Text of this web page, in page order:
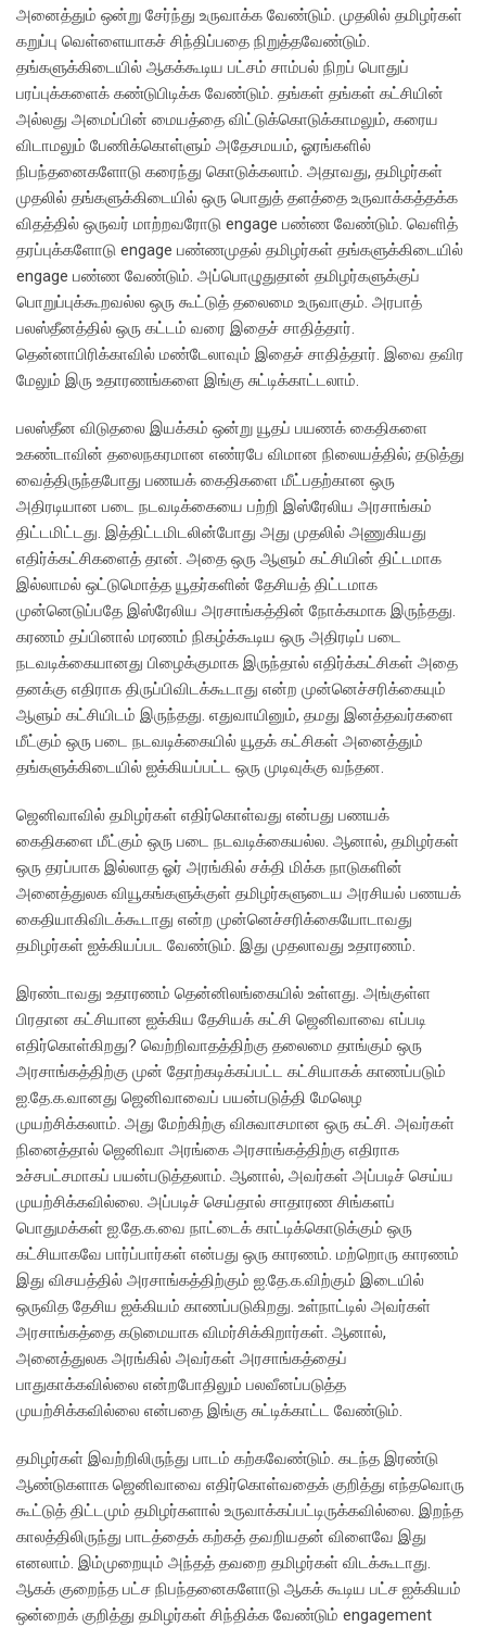
அனைத்தும் ஒன்று சேர்ந்து உருவாக்க வேண்டும். முதலில் தமிழர்கள்
கறுப்பு வெள்ளையாகச் சிந்திப்பதை நிறுத்தவேண்டும்.
தங்களுக்கிடையில் ஆகக்கூடிய பட்சம் சாம்பல் நிறப் பொதுப்
பரப்புக்களைக் கண்டுபிடிக்க வேண்டும். தங்கள் தங்கள் கட்சியின்
அல்லது அமைப்பின் மையத்தை விட்டுக்கொடுக்காமலும், கரைய
விடாமலும் பேணிக்கொள்ளும் அதேசமயம், ஓரங்களில்
நிபந்தனைகளோடு கரைந்து கொடுக்கலாம். அதாவது, தமிழர்கள்
முதலில் தங்களுக்கிடையில் ஒரு பொதுத் தளத்தை உருவாக்கத்தக்க
விதத்தில் ஒருவர் மாற்றவரோடு engage பண்ண வேண்டும். வெளித்
தரப்புக்களோடு engage பண்ணமுதல் தமிழர்கள் தங்களுக்கிடையில்
engage பண்ண வேண்டும். அப்பொழுதுதான் தமிழர்களுக்குப்
பொறுப்புக்கூறவல்ல ஒரு கூட்டுத் தலைமை உருவாகும். அரபாத்
பலஸ்தீனத்தில் ஒரு கட்டம் வரை இதைச் சாதித்தார்.
தென்னாபிரிக்காவில் மண்டேலாவும் இதைச் சாதித்தார். இவை தவிர
மேலும் இரு உதாரணங்களை இங்கு சுட்டிக்காட்டலாம்.
பலஸ்தீன விடுதலை இயக்கம் ஒன்று யூதப் பயணக் கைதிகளை
உகண்டாவின் தலைநகரமான எண்ரபே விமான நிலையத்தில்; தடுத்து
வைத்திருந்தபோது பணயக் கைதிகளை மீட்பதற்கான ஒரு
அதிரடியான படை நடவடிக்கையை பற்றி இஸ்ரேலிய அரசாங்கம்
திட்டமிட்டது. இத்திட்டமிடலின்போது அது முதலில் அணுகியது
எதிர்க்கட்சிகளைத் தான். அதை ஒரு ஆளும் கட்சியின் திட்டமாக
இல்லாமல் ஒட்டுமொத்த யூதர்களின் தேசியத் திட்டமாக
முன்னெடுப்பதே இஸ்ரேலிய அரசாங்கத்தின் நோக்கமாக இருந்தது.
கரணம் தப்பினால் மரணம் நிகழ்க்கூடிய ஒரு அதிரடிப் படை
நடவடிக்கையானது பிழைக்குமாக இருந்தால் எதிர்க்கட்சிகள் அதை
தனக்கு எதிராக திருப்பிவிடக்கூடாது என்ற முன்னெச்சரிக்கையும்
ஆளும் கட்சியிடம் இருந்தது. எதுவாயினும், தமது இனத்தவர்களை
மீட்கும் ஒரு படை நடவடிக்கையில் யூதக் கட்சிகள் அனைத்தும்
தங்களுக்கிடையில் ஐக்கியப்பட்ட ஒரு முடிவுக்கு வந்தன.
ஜெனிவாவில் தமிழர்கள் எதிர்கொள்வது என்பது பணயக்
கைதிகளை மீட்கும் ஒரு படை நடவடிக்கையல்ல. ஆனால், தமிழர்கள்
ஒரு தரப்பாக இல்லாத ஓர் அரங்கில் சக்தி மிக்க நாடுகளின்
அனைத்துலக வியூகங்களுக்குள் தமிழர்களுடைய அரசியல் பணயக்
கைதியாகிவிடக்கூடாது என்ற முன்னெச்சரிக்கையோடாவது
தமிழர்கள் ஐக்கியப்பட வேண்டும். இது முதலாவது உதாரணம்.
இரண்டாவது உதாரணம் தென்னிலங்கையில் உள்ளது. அங்குள்ள
பிரதான கட்சியான ஐக்கிய தேசியக் கட்சி ஜெனிவாவை எப்படி
எதிர்கொள்கிறது? வெற்றிவாதத்திற்கு தலைமை தாங்கும் ஒரு
அரசாங்கத்திற்கு முன் தோற்கடிக்கப்பட்ட கட்சியாகக் காணப்படும்
ஐ.தே.க.வானது ஜெனிவாவைப் பயன்படுத்தி மேலெழ
முயற்சிக்கலாம். அது மேற்கிற்கு விசுவாசமான ஒரு கட்சி. அவர்கள்
நினைத்தால் ஜெனிவா அரங்கை அரசாங்கத்திற்கு எதிராக
உச்சபட்சமாகப் பயன்படுத்தலாம். ஆனால், அவர்கள் அப்படிச் செய்ய
முயற்சிக்கவில்லை. அப்படிச் செய்தால் சாதாரண சிங்களப்
பொதுமக்கள் ஐ.தே.க.வை நாட்டைக் காட்டிக்கொடுக்கும் ஒரு
கட்சியாகவே பார்ப்பார்கள் என்பது ஒரு காரணம். மற்றொரு காரணம்
இது விசயத்தில் அரசாங்கத்திற்கும் ஐ.தே.க.விற்கும் இடையில்
ஒருவித தேசிய ஐக்கியம் காணப்படுகிறது. உள்நாட்டில் அவர்கள்
அரசாங்கத்தை கடுமையாக விமர்சிக்கிறார்கள். ஆனால்,
அனைத்துலக அரங்கில் அவர்கள் அரசாங்கத்தைப்
பாதுகாக்கவில்லை என்றபோதிலும் பலவீனப்படுத்த
முயற்சிக்கவில்லை என்பதை இங்கு சுட்டிக்காட்ட வேண்டும்.
தமிழர்கள் இவற்றிலிருந்து பாடம் கற்கவேண்டும். கடந்த இரண்டு
ஆண்டுகளாக ஜெனிவாவை எதிர்கொள்வதைக் குறித்து எந்தவொரு
கூட்டுத் திட்டமும் தமிழர்களால் உருவாக்கப்பட்டிருக்கவில்லை. இறந்த
காலத்திலிருந்து பாடத்தைக் கற்கத் தவறியதன் விளைவே இது
எனலாம். இம்முறையும் அந்தத் தவறை தமிழர்கள் விடக்கூடாது.
ஆகக் குறைந்த பட்ச நிபந்தனைகளோடு ஆகக் கூடிய பட்ச ஐக்கியம்
ஒன்றைக் குறித்து தமிழர்கள் சிந்திக்க வேண்டும் engagement